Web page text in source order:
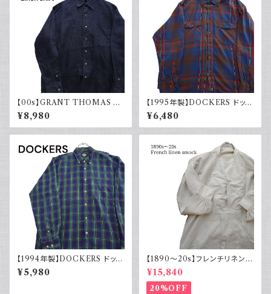
【00s】GRANT THOMAS 古
着 長袖リネンシャツ ネイビー
アメカジ古着
¥8,980
【1995年製】DOCKERS ドッカ
ーズ チェックシャツ ダブルポケ
ット 古着 アメカジ リーバイス
長袖 90s
¥6,480
【1994年製】DOCKERS ドッカ
ーズ チェックシャツ ボタンダウ
ン 古着 アメカジ リーバイス 長
¥5,980
【1890～20s】フレンチリネンス
モック アンティーク ノーカラー
イカ胸
¥15,840
20%OFF